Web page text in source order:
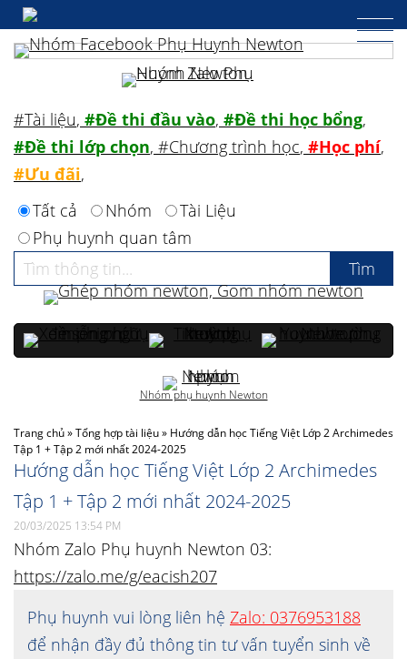
Trang chủ»Tổng hợp tài liệu» Hướng dẫn học Tiếng Việt Lớp 2 Archimedes
Tập 1 + Tập 2 mới nhất 2024-2025
Hướng dẫn học Tiếng Việt Lớp 2 Archimedes
Tập 1 + Tập 2 mới nhất 2024-2025
20/03/2025 13:54 PM
Nhóm Zalo Phụ huynh Newton 03:
https://zalo.me/g/eacish207
Phụ huynh vui lòng liên hệ Zalo: 0376953188
để nhận đầy đủ thông tin tư vấn tuyển sinh về
#Tài liệu, #Đề thi đầu vào, #Đề thi học bổng,
#Đề thi lớp chọn, #Chương trình học, #Học phí,
#Ưu đãi,
Tất cả
Nhóm
Tài Liệu
Phụ huynh quan tâm
Nhóm phụ huynh Newton